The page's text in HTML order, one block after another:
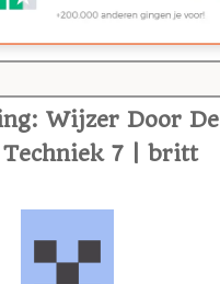
Wijzer Door De
7 | britt